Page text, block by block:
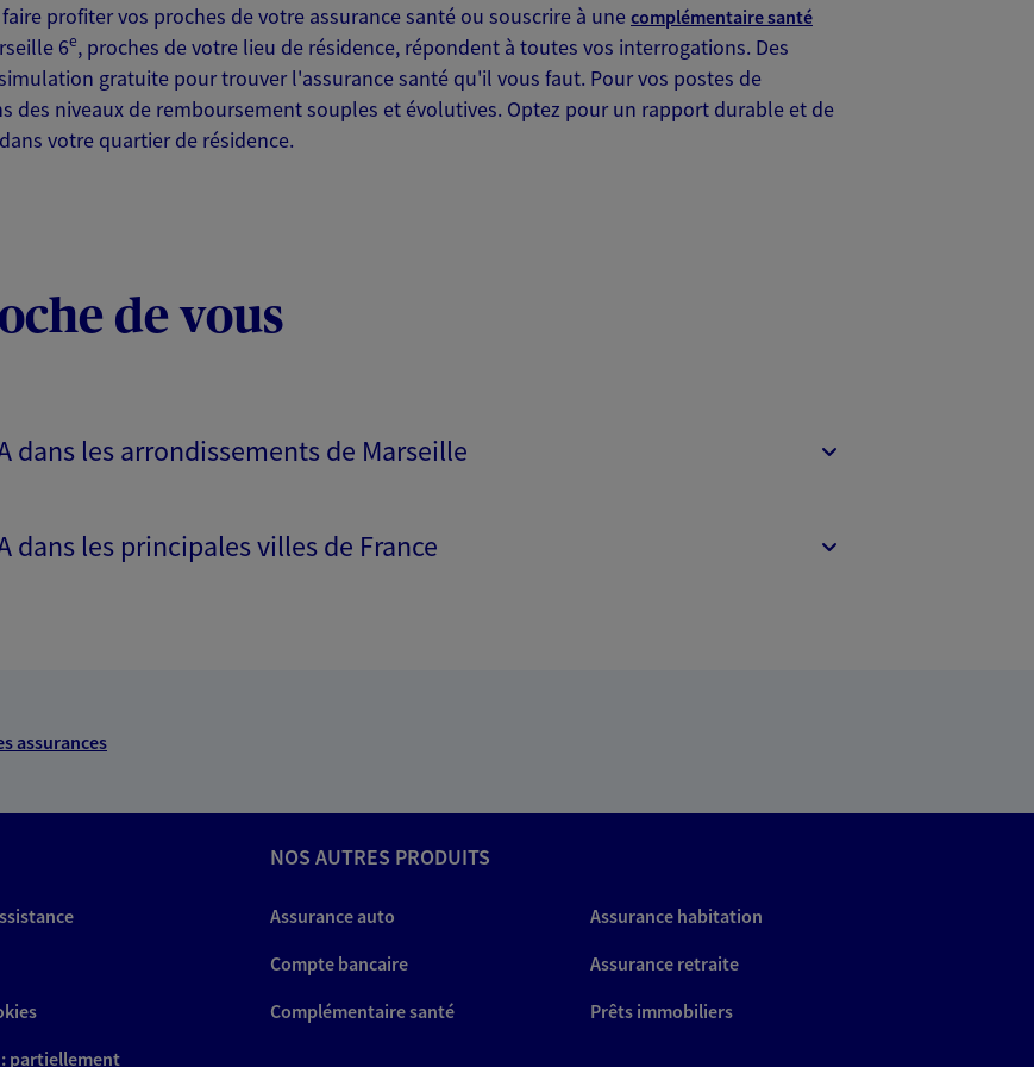
AXA France
profiter vos proches de votre assurance santé ou souscrire à une complémentaire santé
6e, proches de votre lieu de résidence, répondent à toutes vos interrogations. Des
gratuite pour trouver l'assurance santé qu'il vous faut. Pour vos postes de
des niveaux de remboursement souples et évolutives. Optez pour un rapport durable et de
votre quartier de résidence.
de vous
dans les arrondissements de Marseille
dans les principales villes de France
assurances
partiellement
NOS AUTRES PRODUITS
Assurance auto
Assurance habitation
Compte bancaire
Assurance retraite
Complémentaire santé
Prêts immobiliers